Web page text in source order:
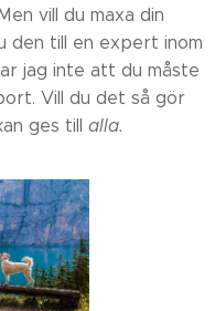
vill du maxa din
den till en expert inom
jag inte att du måste
Vill du det så gör
ges till alla.